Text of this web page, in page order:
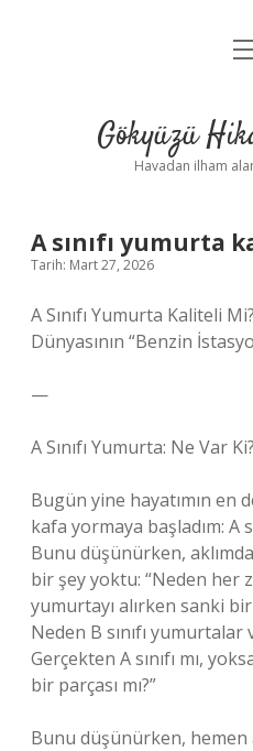
Yasal
Gökyüzü
Havadan ilham
A sınıfı yumurta
Tarih: Mart 27, 2026
A Sınıfı Yumurta Kaliteli
Dünyasının “Benzin
—
A Sınıfı Yumurta: Ne Var Ki?
Bugün yine hayatımın en
kafa yormaya başladım: A
Bunu düşünürken,
bir şey yoktu: “Neden her
yumurtayı alırken sanki
Neden B sınıfı yumurtalar
Gerçekten A sınıfı mı,
bir parçası mı?”
Bunu düşünürken, hemen